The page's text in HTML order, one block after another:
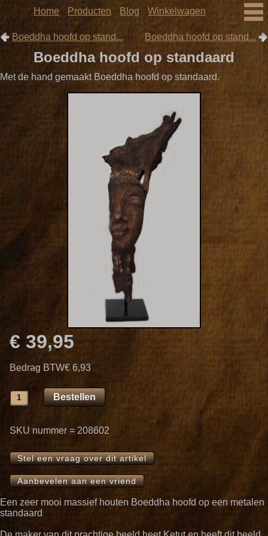
Home Producten Blog Winkelwagen
Boeddha hoofd op stand... Boeddha hoofd op stand...
Boeddha hoofd op standaard
Met de hand gemaakt Boeddha hoofd op standaard.
€ 39,95
Bedrag BTW€ 6,93
SKU nummer = 208602
Stel een vraag over dit artikel
Aanbevelen aan een vriend
Een zeer mooi massief houten Boeddha hoofd op een metalen
standaard